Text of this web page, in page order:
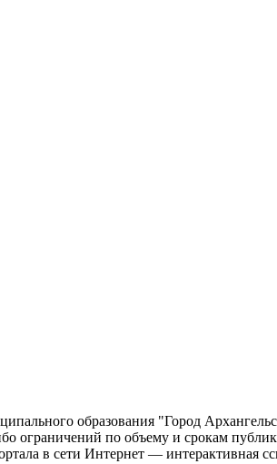
образования "Город
ограничений по объему и срокам
в сети Интернет — интерактивная